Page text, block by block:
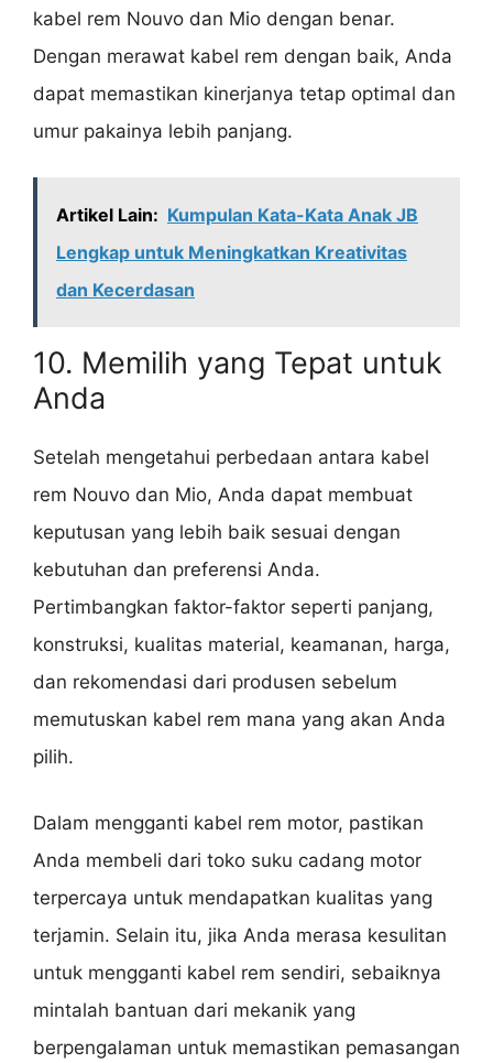
kabel rem Nouvo dan Mio dengan benar.
Dengan merawat kabel rem dengan baik, Anda
dapat memastikan kinerjanya tetap optimal dan
umur pakainya lebih panjang.
Artikel Lain: Kumpulan Kata-Kata Anak JB
Lengkap untuk Meningkatkan Kreativitas
dan Kecerdasan
10. Memilih yang Tepat untuk
Anda
Setelah mengetahui perbedaan antara kabel
rem Nouvo dan Mio, Anda dapat membuat
keputusan yang lebih baik sesuai dengan
kebutuhan dan preferensi Anda.
Pertimbangkan faktor-faktor seperti panjang,
konstruksi, kualitas material, keamanan, harga,
dan rekomendasi dari produsen sebelum
memutuskan kabel rem mana yang akan Anda
pilih.
Dalam mengganti kabel rem motor, pastikan
Anda membeli dari toko suku cadang motor
terpercaya untuk mendapatkan kualitas yang
terjamin. Selain itu, jika Anda merasa kesulitan
untuk mengganti kabel rem sendiri, sebaiknya
mintalah bantuan dari mekanik yang
berpengalaman untuk memastikan pemasangan